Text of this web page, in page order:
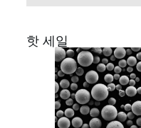
핫 세일